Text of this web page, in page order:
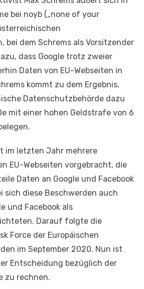
bei noyb („none of your
bei dem Schrems als Vorsitzender
dass Google trotz zweier
Daten von EU-Webseiten in
kommt zu dem Ergebnis,
Datenschutzbehörde dazu
mit einer hohen Geldstrafe von 6
im letzten Jahr mehrere
EU-Webseiten vorgebracht, die
Daten an Google und Facebook
sich diese Beschwerden auch
und Facebook als
Darauf folgte die
Force der Europäischen
im September 2020. Nun ist
Entscheidung bezüglich der
zu rechnen.